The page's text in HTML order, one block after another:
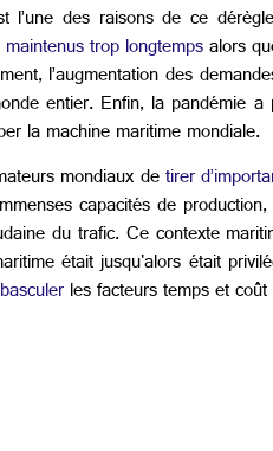
des raisons de ce
maintenus trop longtempsalors
l’augmentation des
entier. Enfin, la pandémie
la machine maritime mondiale.
mondiaux detirer
capacités de
du trafic. Ce contexte
était jusqu'alors était
basculerles facteurs temps et